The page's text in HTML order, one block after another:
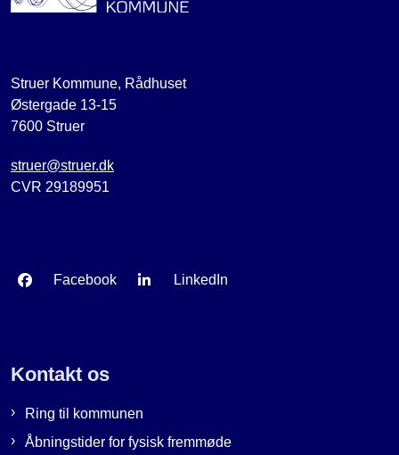
Struer Kommune, Rådhuset
Østergade 13-15
7600 Struer
struer@struer.dk
CVR 29189951
Facebook LinkedIn
Kontakt os
Ring til kommunen
Åbningstider for fysisk fremmøde